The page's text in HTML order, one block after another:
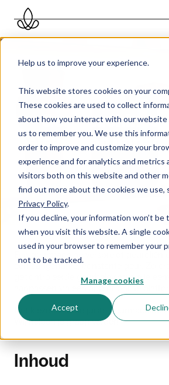
Help us to improve your experience.
This website stores cookies on your
These cookies are used to collect
about how you interact with our website
us to remember you. We use this
order to improve and customize your
experience and for analytics and metrics
visitors both on this website and other
find out more about the cookies we use,
Privacy Policy.
If you decline, your information won’t be
when you visit this website. A single
used in your browser to remember your
not to be tracked.
Manage cookies
Accept
Geurmachines:
beleving en
Een geurmachine verspreidt
een aangename, constante geur. Zo
gecontroleerde geurbeleving die je
aanpassen via een app of online
Het kiezen van de juiste geurmachine
Wij helpen je graag verder!
Inhoud